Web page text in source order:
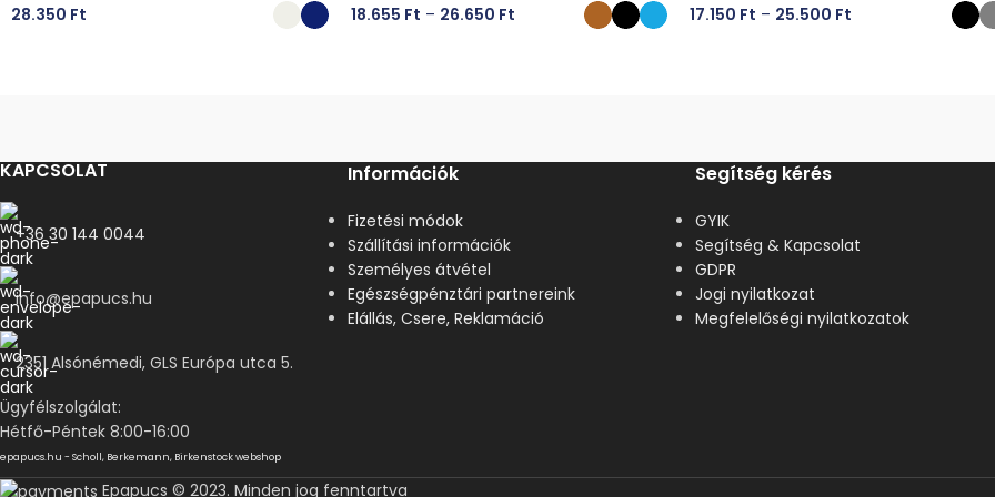
28.350 Ft 18.655 Ft – 26.650 Ft 17.150 Ft – 25.500 Ft
KAPCSOLAT
+36 30 144 0044
info@epapucs.hu
2351 Alsónémedi, GLS Európa utca 5.
Ügyfélszolgálat:
Hétfő-Péntek 8:00-16:00
epapucs.hu - Scholl, Berkemann, Birkenstock webshop
Információk
Fizetési módok
Szállítási információk
Személyes átvétel
Egészségpénztári partnereink
Elállás, Csere, Reklamáció
Segítség kérés
GYIK
Segítség & Kapcsolat
GDPR
Jogi nyilatkozat
Megfelelőségi nyilatkozatok
Epapucs © 2023. Minden jog fenntartva